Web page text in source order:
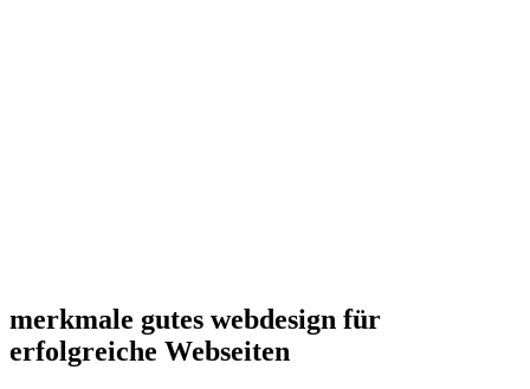
merkmale gutes webdesign für
erfolgreiche Webseiten